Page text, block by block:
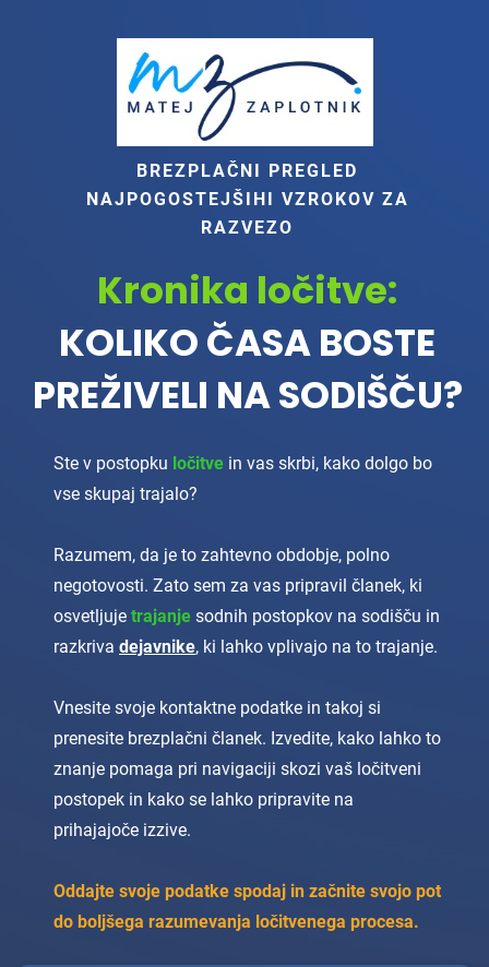
BREZPLAČNI PREGLED
NAJPOGOSTEJŠIHI VZROKOV ZA
RAZVEZO
Kronika ločitve:
KOLIKO ČASA BOSTE
PREŽIVELI NA SODIŠČU?
Ste v postopku ločitve in vas skrbi, kako dolgo bo
vse skupaj trajalo?
Razumem, da je to zahtevno obdobje, polno
negotovosti. Zato sem za vas pripravil članek, ki
osvetljuje trajanje sodnih postopkov na sodišču in
razkriva dejavnike, ki lahko vplivajo na to trajanje.
Vnesite svoje kontaktne podatke in takoj si
prenesite brezplačni članek. Izvedite, kako lahko to
znanje pomaga pri navigaciji skozi vaš ločitveni
postopek in kako se lahko pripravite na
prihajajoče izzive.
Oddajte svoje podatke spodaj in začnite svojo pot
do boljšega razumevanja ločitvenega procesa.